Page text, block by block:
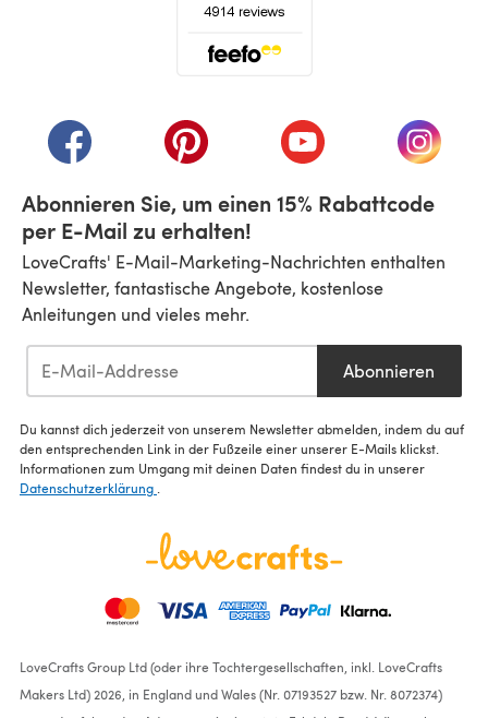
(öffnet sich in einem neuen Tab)
(öffnet sich in einem neuen Tab)
(öffnet sich in einem
(öffnet
Abonnieren Sie, um einen 15% Rabattcode
per E-Mail zu erhalten!
LoveCrafts' E-Mail-Marketing-Nachrichten enthalten
Newsletter, fantastische Angebote, kostenlose
Anleitungen und vieles mehr.
Abonnieren
Du kannst dich jederzeit von unserem Newsletter abmelden, indem du auf
den entsprechenden Link in der Fußzeile einer unserer E-Mails klickst.
Informationen zum Umgang mit deinen Daten findest du in unserer
Datenschutzerklärung
LoveCrafts Group Ltd (oder ihre Tochtergesellschaften, inkl. LoveCrafts
Makers Ltd) 2026, in England und Wales (Nr. 07193527 bzw. Nr. 8072374)